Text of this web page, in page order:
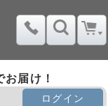
届け！
ログイン